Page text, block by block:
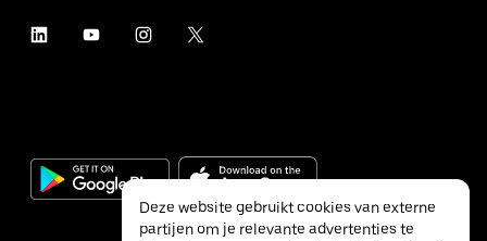
Deze website gebruikt cookies van externe
partijen om je relevante advertenties te